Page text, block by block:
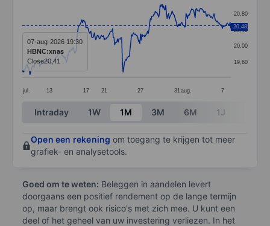
Line chart with 299 data points.
The chart has 1 X axis displaying categories.
The chart has 1 Y axis displaying values. Data ranges
jul. 13 17 21 27 31 aug. 7
19,60
20,00
20,40
20,80
20,48
07-aug-2026 19:30
HBNC:xnas
Close20,41
End of interactive chart.
Intraday 1W 1M 3M 6M 1J
Open een rekening om toegang te krijgen tot meer
grafiek- en analysetools.
Goed om te weten: Beleggen in aandelen levert
doorgaans een positief rendement op de lange termijn
op, maar brengt ook risico's met zich mee. U kunt een
deel of het geheel van uw investering verliezen. In het